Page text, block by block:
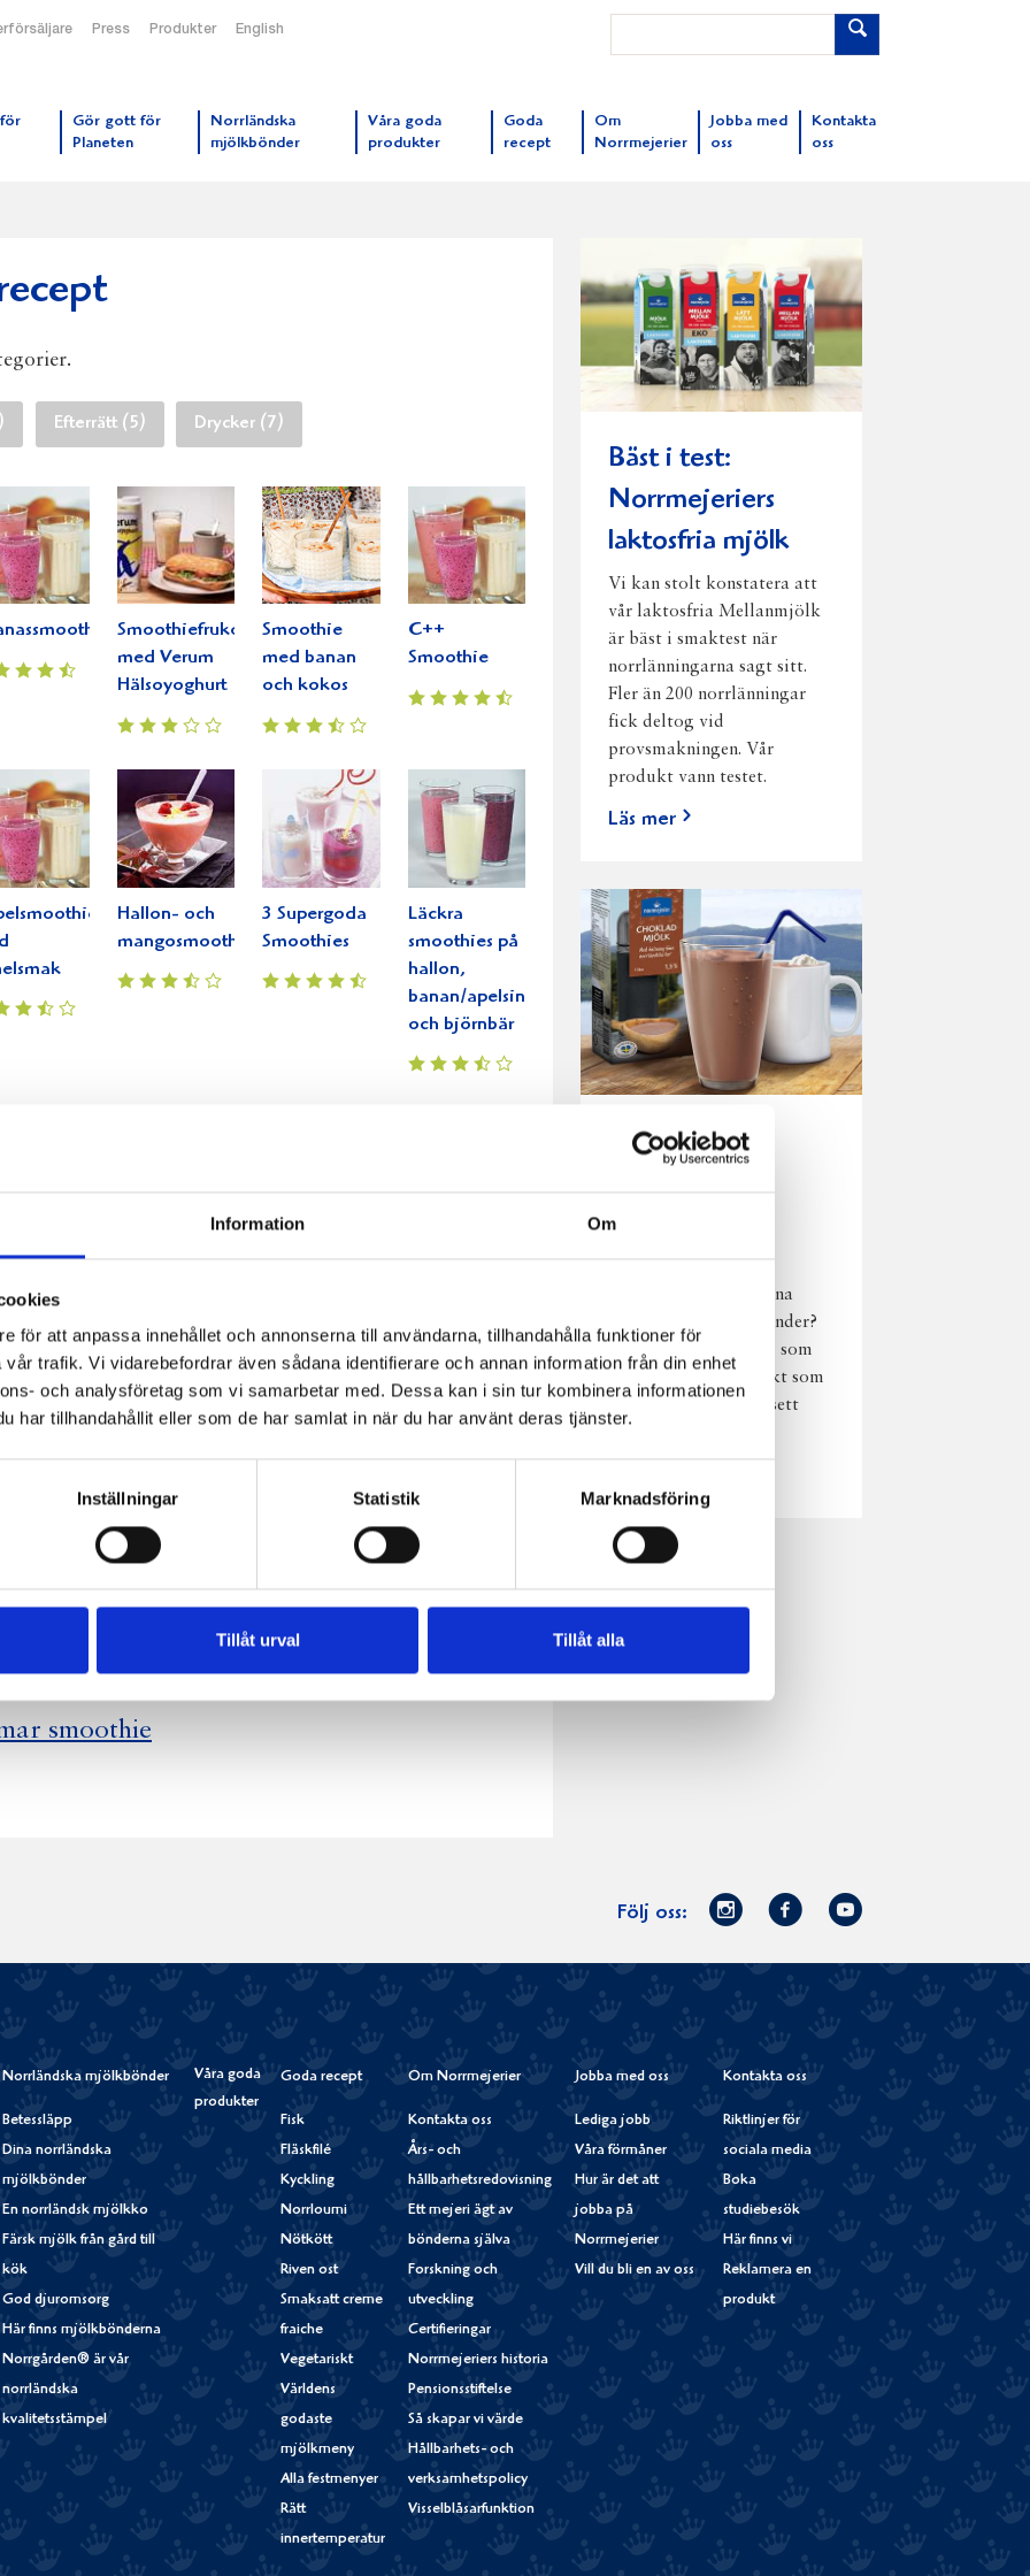
Information Om
för att anpassa innehållet och annonserna till användarna, tillhandahålla funktioner för
trafik. Vi vidarebefordrar även sådana identifierare och annan information från din enhet
och analysföretag som vi samarbetar med. Dessa kan i sin tur kombinera informationen
har tillhandahållit eller som de har samlat in när du har använt deras tjänster.
Inställningar Statistik Marknadsföring
Tillåt urval Tillåt alla
Press Produkter English
Gör gott för
Planeten
Norrländska
mjölkbönder
Våra goda
produkter
Goda
recept
Om
Norrmejerier
Jobba med
oss
Kontakta
oss
Efterrätt (5) Drycker (7)
Smoothiefrukost
med Verum
Hälsoyoghurt
Smoothie
med banan
och kokos
C++
Smoothie
Hallon- och
mangosmoothie
3 Supergoda
Smoothies
Läckra
smoothies på
hallon,
banan/apelsin
och björnbär
Äppel- och
kanelsmoothie
Hälsolassi
smoothie
Bäst i test:
Norrmejeriers
laktosfria mjölk
Vi kan stolt konstatera att
vår laktosfria Mellanmjölk
är bäst i smaktest när
norrlänningarna sagt sitt.
Fler än 200 norrlänningar
fick deltog vid
provsmakningen. Vår
produkt vann testet.
Läs mer
Norrländsk
njutning i alla
väder
chokladmjölk från dina
norrländska mjölkbönder?
Den är lika god varm som
kall och passar perfekt som
vardagsnjutning oavsett
Följ oss:
Norrmejerier
Instagram
Facebook
Youtube
Norrländska mjölkbönder
Betessläpp
Dina norrländska
mjölkbönder
En norrländsk mjölkko
Färsk mjölk från gård till
kök
God djuromsorg
Här finns mjölkbönderna
Norrgården® är vår
norrländska
kvalitetsstämpel
Våra goda
produkter
Goda recept
Fisk
Fläskfilé
Kyckling
Norrloumi
Nötkött
Riven ost
Smaksatt creme
fraiche
Vegetariskt
Världens
godaste
mjölkmeny
Alla festmenyer
Rätt
innertemperatur
Om Norrmejerier
Kontakta oss
Års- och
hållbarhetsredovisning
Ett mejeri ägt av
bönderna själva
Forskning och
utveckling
Certifieringar
Norrmejeriers historia
Pensionsstiftelse
Så skapar vi värde
Hållbarhets- och
verksamhetspolicy
Visselblåsarfunktion
Jobba med oss
Lediga jobb
Våra förmåner
Hur är det att
jobba på
Norrmejerier
Vill du bli en av oss
Kontakta oss
Riktlinjer för
sociala media
Boka
studiebesök
Här finns vi
Reklamera en
produkt